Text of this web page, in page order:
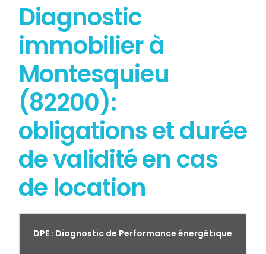
Diagnostic
immobilier à
Montesquieu
(82200):
obligations et durée
de validité en cas
de location
DPE : Diagnostic de Performance énergétique